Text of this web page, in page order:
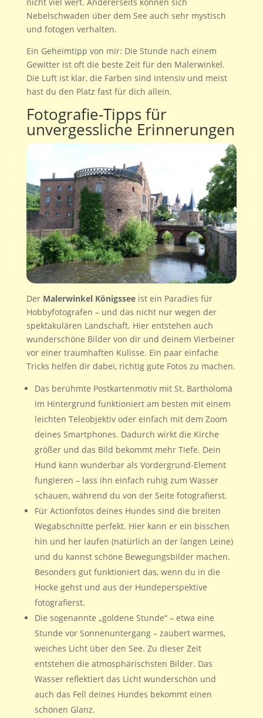
Nebelschwaden über dem See auch sehr mystisch
und fotogen verhalten.
Ein Geheimtipp von mir: Die Stunde nach einem
Gewitter ist oft die beste Zeit für den Malerwinkel.
Die Luft ist klar, die Farben sind intensiv und meist
hast du den Platz fast für dich allein.
Fotografie-Tipps für
unvergessliche Erinnerungen
Der Malerwinkel Königsseeist ein Paradies für
Hobbyfotografen – und das nicht nur wegen der
spektakulären Landschaft. Hier entstehen auch
wunderschöne Bilder von dir und deinem Vierbeiner
vor einer traumhaften Kulisse. Ein paar einfache
Tricks helfen dir dabei, richtig gute Fotos zu machen.
Das berühmte Postkartenmotiv mit St. Bartholomä
im Hintergrund funktioniert am besten mit einem
leichten Teleobjektiv oder einfach mit dem Zoom
deines Smartphones. Dadurch wirkt die Kirche
größer und das Bild bekommt mehr Tiefe. Dein
Hund kann wunderbar als Vordergrund-Element
fungieren – lass ihn einfach ruhig zum Wasser
schauen, während du von der Seite fotografierst.
Für Actionfotos deines Hundes sind die breiten
Wegabschnitte perfekt. Hier kann er ein bisschen
hin und her laufen (natürlich an der langen Leine)
und du kannst schöne Bewegungsbilder machen.
Besonders gut funktioniert das, wenn du in die
Hocke gehst und aus der Hundeperspektive
fotografierst.
Die sogenannte „goldene Stunde“ – etwa eine
Stunde vor Sonnenuntergang – zaubert warmes,
weiches Licht über den See. Zu dieser Zeit
entstehen die atmosphärischsten Bilder. Das
Wasser reflektiert das Licht wunderschön und
auch das Fell deines Hundes bekommt einen
schönen Glanz.